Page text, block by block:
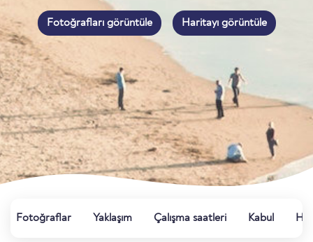
Fotoğrafları görüntüle Haritayı görüntüle
Fotoğraflar Yaklaşım Çalışma saatleri Kabul